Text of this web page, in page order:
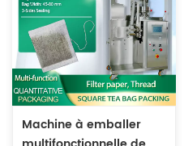
Machine à emballer